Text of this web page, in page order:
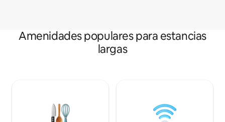
Amenidades populares para estancias
largas